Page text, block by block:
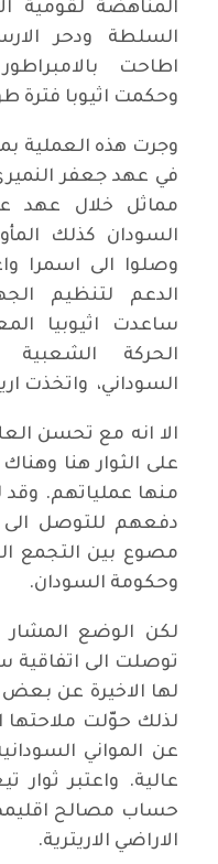
المناهضة لقومية
السلطة ودحر
اطاحت
وحكمت اثيوبا فترة
وجرت هذه العملية
في عهد جعفر
مماثل خلال عهد
السودان كذلك
وصلوا الى اسمرا
الدعم لتنظيم
ساعدت اثيوبيا
الحركة
السوداني، واتخذت
الا انه مع تحسن
على الثوار هنا
منها عملياتهم. وقد
دفعهم للتوصل الى
مصوع بين التجمع
وحكومة السودان.
لكن الوضع المشار
توصلت الى اتفاقية
لها الاخيرة عن بعض
لذلك حوّلت ملاحتها
عن المواني
عالية. واعتبر ثوار
حساب مصالح
الاراضي الاريترية.